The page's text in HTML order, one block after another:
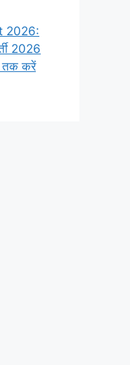
2026:
2026
तक करें